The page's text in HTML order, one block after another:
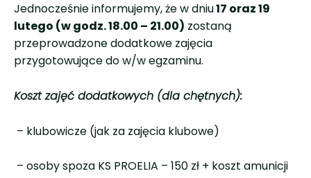
Jednocześnie informujemy, że w dniu17 oraz 19
lutego (w godz. 18.00 – 21.00) zostaną
przeprowadzone dodatkowe zajęcia
przygotowujące do w/w egzaminu.
Koszt zajęć dodatkowych (dla chętnych):
– klubowicze (jak za zajęcia klubowe)
– osoby spoza KS PROELIA – 150 zł + koszt amunicji